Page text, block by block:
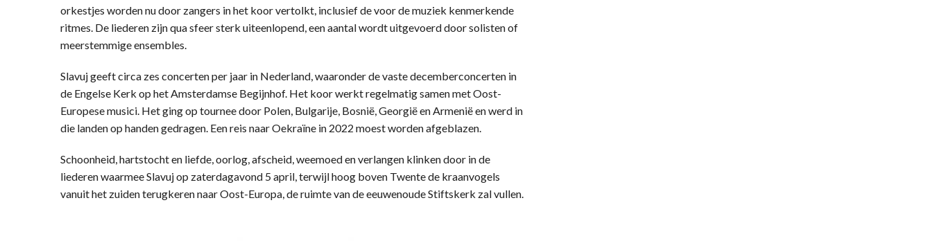
orkestjes worden nu door zangers in het koor vertolkt, inclusief de voor de muziek kenmerkende
ritmes. De liederen zijn qua sfeer sterk uiteenlopend, een aantal wordt uitgevoerd door solisten of
meerstemmige ensembles.
Slavuj geeft circa zes concerten per jaar in Nederland, waaronder de vaste decemberconcerten in
de Engelse Kerk op het Amsterdamse Begijnhof. Het koor werkt regelmatig samen met Oost-
Europese musici. Het ging op tournee door Polen, Bulgarije, Bosnië, Georgië en Armenië en werd in
die landen op handen gedragen. Een reis naar Oekraïne in 2022 moest worden afgeblazen.
Schoonheid, hartstocht en liefde, oorlog, afscheid, weemoed en verlangen klinken door in de
liederen waarmee Slavuj op zaterdagavond 5 april, terwijl hoog boven Twente de kraanvogels
vanuit het zuiden terugkeren naar Oost-Europa, de ruimte van de eeuwenoude Stiftskerk zal vullen.